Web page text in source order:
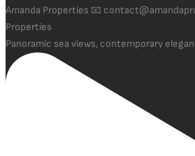
Panoramic sea views, contemporary